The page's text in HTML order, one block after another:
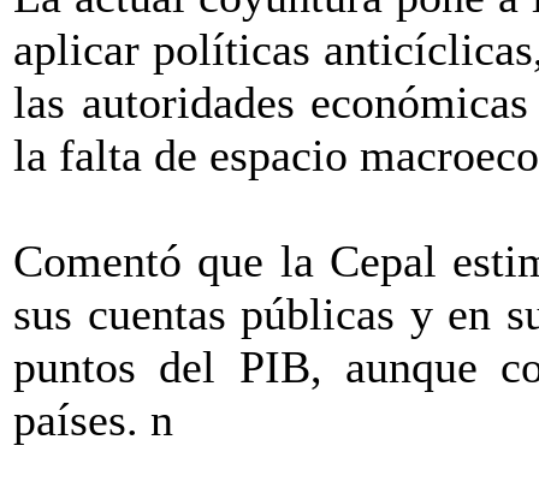
aplicar políticas
las autoridades
la falta de espacio
Comentó que la Cepal
sus cuentas públicas y en
puntos del PIB, aunque
países. n